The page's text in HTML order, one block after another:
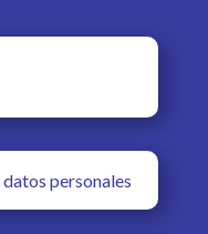
personales